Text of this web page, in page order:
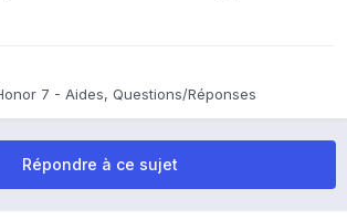
7 - Aides, Questions/Réponses
Répondre à ce sujet